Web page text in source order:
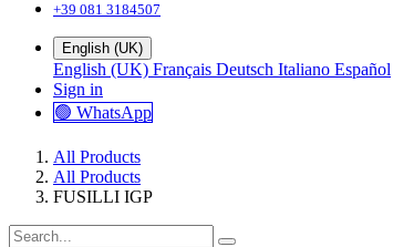
+39 081 3184507
English (UK)
English (UK) Français Deutsch Italiano Español
Sign in
🟢 WhatsApp
All Products
All Products
FUSILLI IGP